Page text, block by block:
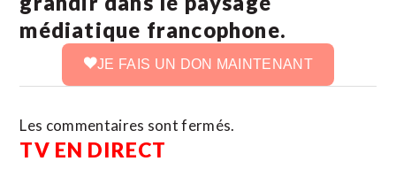
médiatique francophone.
JE FAIS UN DON MAINTENANT
Les commentaires sont fermés.
TV EN DIRECT